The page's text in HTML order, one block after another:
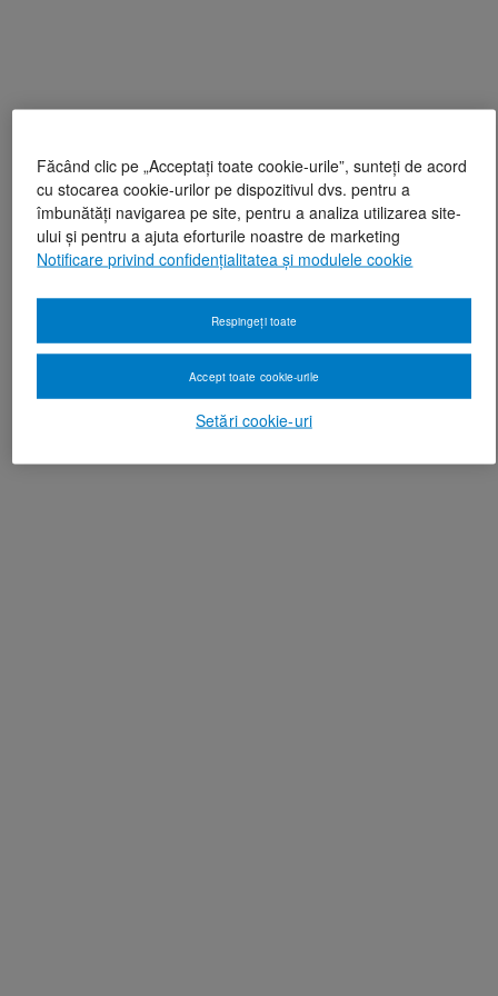
Făcând clic pe „Acceptați toate cookie-urile”, sunteți de acord
cu stocarea cookie-urilor pe dispozitivul dvs. pentru a
îmbunătăți navigarea pe site, pentru a analiza utilizarea site-
ului și pentru a ajuta eforturile noastre de marketing
Notificare privind confidențialitatea și modulele cookie
Setări cookie-uri
Respingeți toate
Accept toate cookie-urile